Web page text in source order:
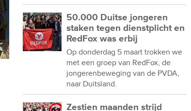
50.000 Duitse jongeren
staken tegen dienstplicht en
RedFox was erbij
Op donderdag 5 maart trokken we
met een groep van RedFox, de
jongerenbeweging van de PVDA,
naar Duitsland.
Zestien maanden strijd